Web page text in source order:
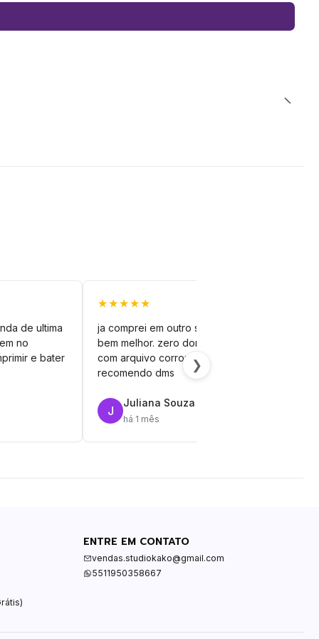
de ultima
no
e bater
★★★★★
ja comprei em outro site mas esse é
bem melhor. zero dor de cabeça
com arquivo corrompido.
recomendo dms
J
Juliana Souza
há 1 mês
❯
ENTRE EM CONTATO
vendas.studiokako@gmail.com
5511950358667